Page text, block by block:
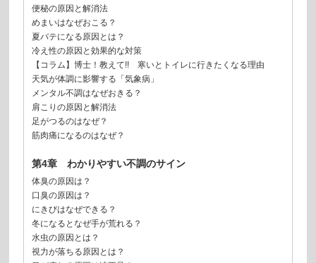
便秘の原因と解消法
めまいはなぜおこる？
夏バテになる原因とは？
冷え性の原因と効果的な対策
【コラム】博士！教えて!! 寒いとトイレに行きたくなる理由
天気が体調に影響する「気象病」
メンタル不調はなぜおきる？
肩こりの原因と解消法
足がつるのはなぜ？
筋肉痛になるのはなぜ？
第4章 わかりやすい不調のサイン
体臭の原因は？
口臭の原因は？
にきびはなぜできる？
冬になるとなぜ手が荒れる？
水虫の原因とは？
視力が落ちる原因とは？